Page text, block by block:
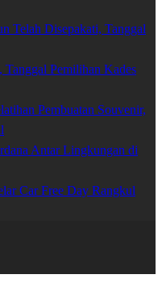
Telah Disepakati, Tanggal
Pemilihan Kades
Pembuatan Souvenir,
Antar Lingkungan di
Car Free Day Rangkul